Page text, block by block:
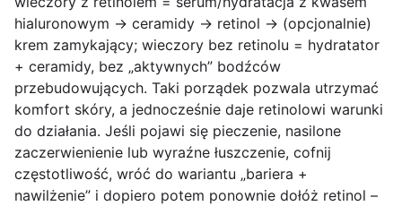
hialuronowym → ceramidy → retinol → (opcjonalnie)
krem zamykający; wieczory bez retinolu = hydratator
+ ceramidy, bez „aktywnych” bodźców
przebudowujących. Taki porządek pozwala utrzymać
komfort skóry, a jednocześnie daje retinolowi warunki
do działania. Jeśli pojawi się pieczenie, nasilone
zaczerwienienie lub wyraźne łuszczenie, cofnij
częstotliwość, wróć do wariantu „bariera +
nawilżenie” i dopiero potem ponownie dołóż retinol –